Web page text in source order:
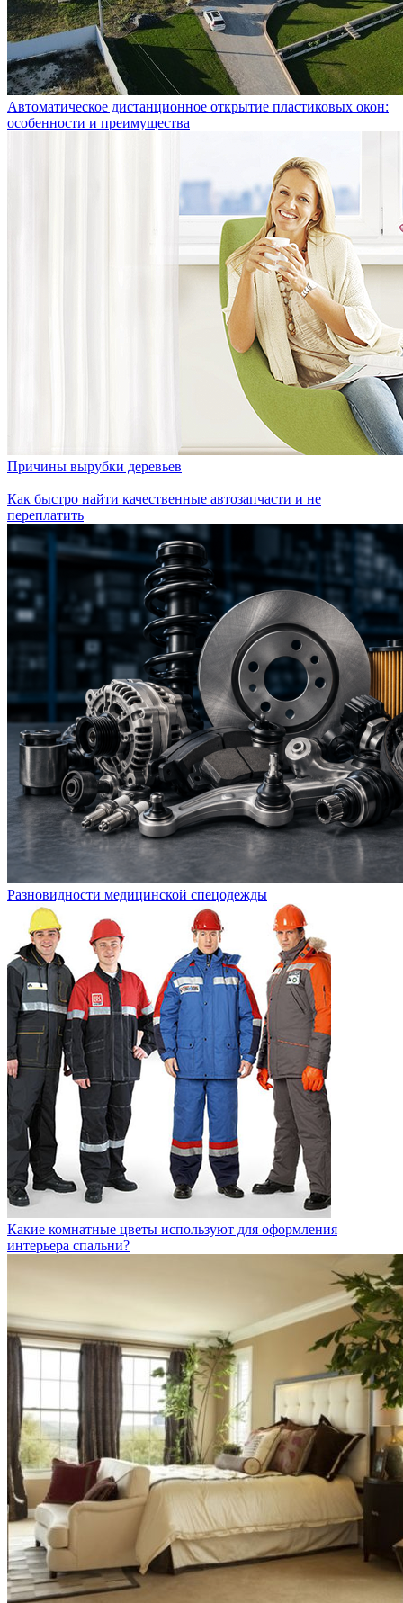
Автоматическое дистанционное открытие пластиковых окон:
особенности и преимущества
Причины вырубки деревьев
Как быстро найти качественные автозапчасти и не
переплатить
Разновидности медицинской спецодежды
Какие комнатные цветы используют для оформления
интерьера спальни?